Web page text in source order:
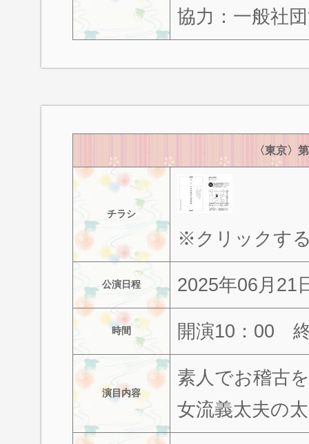
協力：一般社
〈東京〉
チラシ
※クリックす
公演日程 2025年06月21
時間 開演10：00
演目内容
素人でお稽古
女流義太夫の